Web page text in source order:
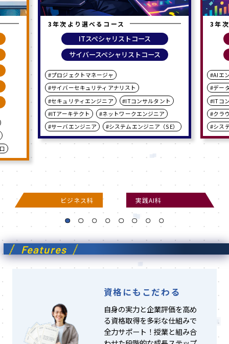
3年次より選べるコース
ITスペシャリストコース
サイバースペシャリストコース
#プロジェクトマネージャ
#サイバーセキュリティアナリスト
#セキュリティエンジニア
#ITコンサルタント
#ITアーキテクト
#ネットワークエンジニア
#サーバエンジニア
#システムエンジニア（SE）
3年
#AIエ
#デー
#ITコ
#クラ
#シス
ビジネス科 実践AI科
Features
資格にもこだわる
自身の実力と企業評価を高め
る資格取得を多彩な仕組みで
全力サポート！授業と組み合